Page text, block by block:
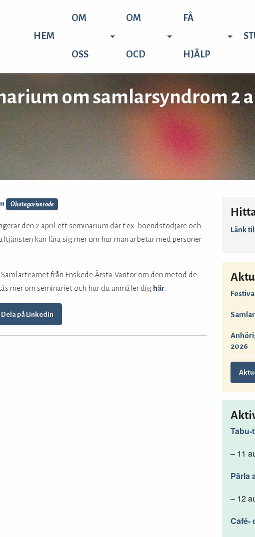
HEM
OM
OSS
OM
OCD
FÅ
HJÄLP
om samlarsyndrom 2
Okategoriserade
den 2 april ett seminarium där t.ex. boendstödjare och
kan lära sig mer om hur man arbetar med personer
från Enskede-Årsta-Vantör om den metod de
mer om seminariet och hur du anmäler dig här
Dela på Linkedin
Länk
2026
Tabu-
– 11
Pärla
– 12
Café-